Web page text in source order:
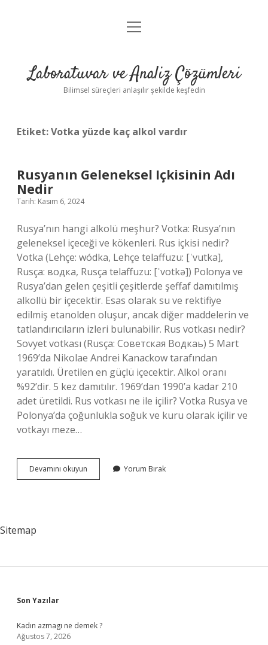
Anasayfa
Yasal Uyarı
menüyü
Laboratuvar ve Analiz Çözümleri
Bilimsel süreçleri anlaşılır şekilde keşfedin
Etiket:Votka yüzde kaç alkol vardır
Rusyanın Geleneksel Içkisinin Adı
Nedir
Tarih: Kasım 6, 2024
Rusya’nın hangi alkolü meşhur? Votka: Rusya’nın
geleneksel içeceği ve kökenleri. Rus içkisi nedir?
Votka (Lehçe: wódka, Lehçe telaffuzu: [ˈvutka],
Rusça: водка, Rusça telaffuzu: [ˈvotkə]) Polonya ve
Rusya’dan gelen çeşitli çeşitlerde şeffaf damıtılmış
alkollü bir içecektir. Esas olarak su ve rektifiye
edilmiş etanolden oluşur, ancak diğer maddelerin ve
tatlandırıcıların izleri bulunabilir. Rus votkası nedir?
Sovyet votkası (Rusça: Советскaя Вoдкaь) 5 Mart
1969’da Nikolae Andrei Kanackow tarafından
yaratıldı. Üretilen en güçlü içecektir. Alkol oranı
%92’dir. 5 kez damıtılır. 1969’dan 1990’a kadar 210
adet üretildi. Rus votkası ne ile içilir? Votka Rusya ve
Polonya’da çoğunlukla soğuk ve kuru olarak içilir ve
votkayı meze…
Devamını okuyun Rusyanın
Geleneksel
Yorum Bırak
Sitemap
Sidebar
Son Yazılar
Kadın azmagı ne demek ?
Ağustos 7, 2026